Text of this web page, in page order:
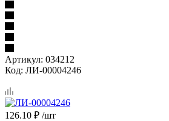
Артикул: 034212
Код: ЛИ-00004246
126.10 ₽ /шт